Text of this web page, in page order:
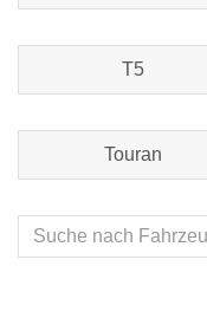
T5
Touran